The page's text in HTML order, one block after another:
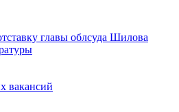
главы облсуда Шилова
вакансий